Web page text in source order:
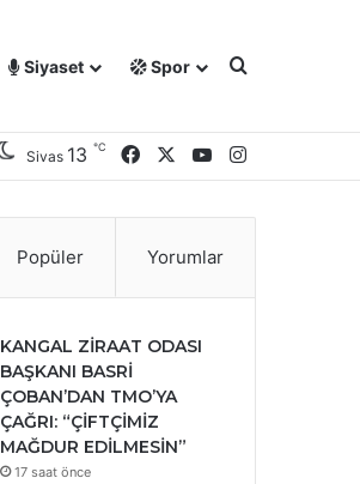
Siyaset Spor Arama yap
Sivas 13 ℃ FacebookYouTubeInstagram
Popüler Yorumlar
KANGAL ZİRAAT ODASI
BAŞKANI BASRİ
ÇOBAN’DAN TMO’YA
ÇAĞRI: “ÇİFTÇİMİZ
MAĞDUR EDİLMESİN”
17 saat önce